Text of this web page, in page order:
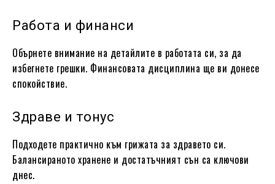
Работа и финанси
Обърнете внимание на детайлите в работата си, за да
избегнете грешки. Финансовата дисциплина ще ви донесе
спокойствие.
Здраве и тонус
Подходете практично към грижата за здравето си.
Балансираното хранене и достатъчният сън са ключови
днес.